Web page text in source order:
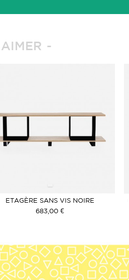
ETAGÈRE SANS VIS NOIRE
683,00 €